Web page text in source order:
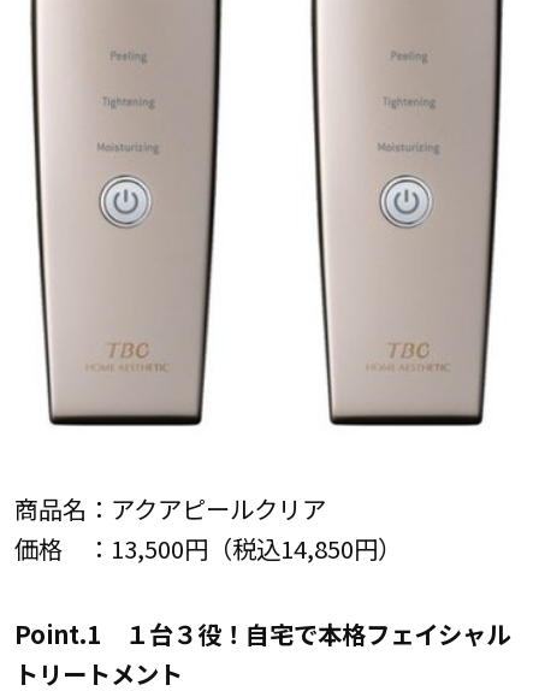
商品名：アクアピールクリア
価格 ：13,500円（税込14,850円）
Point.1 １台３役！自宅で本格フェイシャル
トリートメント